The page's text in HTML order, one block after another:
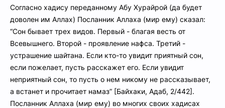
Согласно хадису переданному Абу Хурайрой (да будет
доволен им Аллах) Посланник Аллаха (мир ему) сказал:
“Сон бывает трех видов. Первый - благая весть от
Всевышнего. Второй - проявление нафса. Третий -
устрашение шайтана. Если кто-то увидит приятный сон,
если пожелает, пусть расскажет его. Если увидит
неприятный сон, то пусть о нем никому не рассказывает,
а встанет и прочитает намаз” [Байхаки, Адаб, 2/442].
Посланник Аллаха (мир ему) во многих своих хадисах